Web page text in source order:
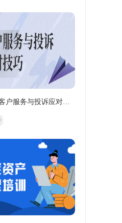
户服务与投诉应对…